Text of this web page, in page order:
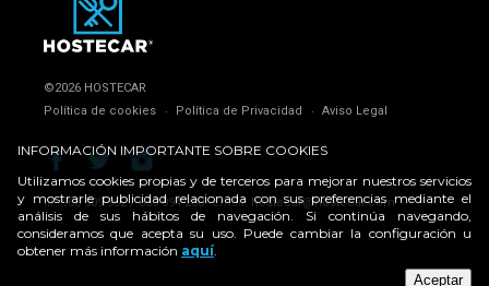
©2026 HOSTECAR
Política de cookies
Política de Privacidad Aviso Legal
tlf:968 509 962 / 650 094 280 email: hostecar@hostecar.com
INFORMACIÓN IMPORTANTE SOBRE COOKIES
Utilizamos cookies propias y de terceros para mejorar nuestros servicios
y mostrarle publicidad relacionada con sus preferencias mediante el
análisis de sus hábitos de navegación. Si continúa navegando,
consideramos que acepta su uso. Puede cambiar la configuración u
obtener más información aquí.
Aceptar